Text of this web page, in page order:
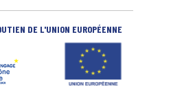
DE L'UNION EUROPÉENNE